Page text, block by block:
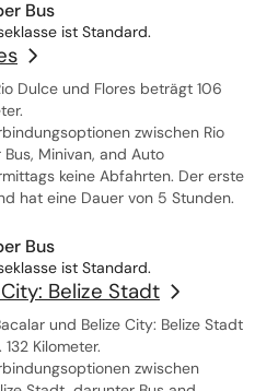
Bus
ist Standard.
Dulce und Flores beträgt 106
zwischen Rio
Minivan, and Auto
keine Abfahrten. Der erste
hat eine Dauer von 5 Stunden.
Bus
ist Standard.
Belize Stadt
und Belize City: Belize Stadt
Kilometer.
zwischen